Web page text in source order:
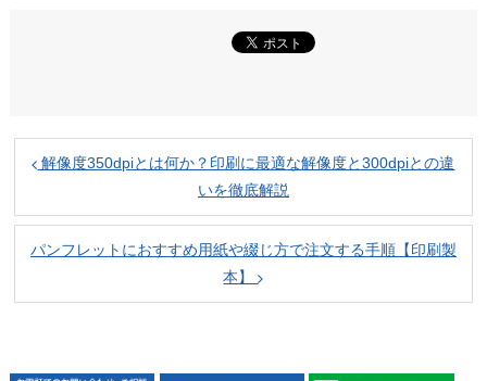
解像度350dpiとは何か？印刷に最適な解像度と300dpiとの違
いを徹底解説
パンフレットにおすすめ用紙や綴じ方で注文する手順【印刷製
本】